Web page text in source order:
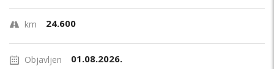
km 24.600
Objavljen 01.08.2026.